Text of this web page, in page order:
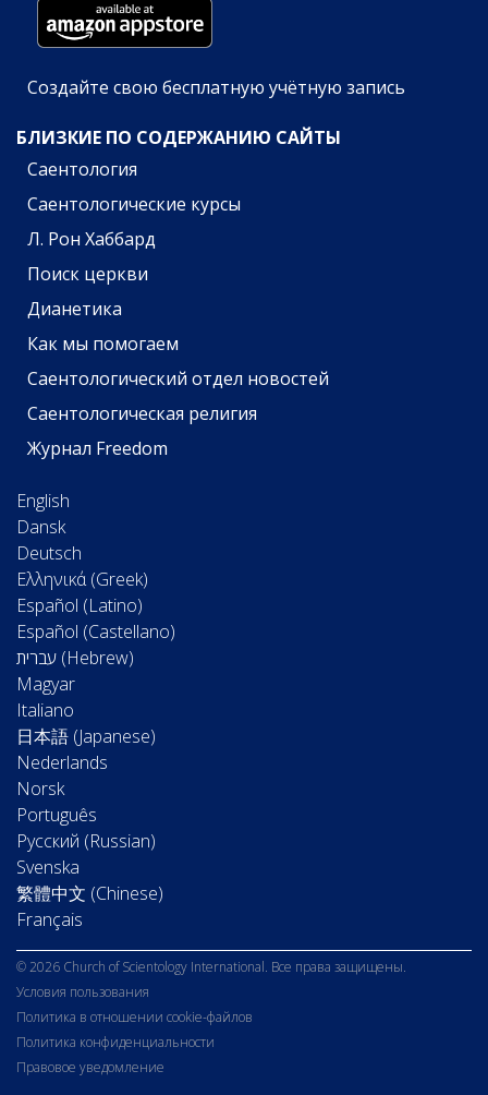
Создайте свою бесплатную учётную запись
БЛИЗКИЕ ПО СОДЕРЖАНИЮ САЙТЫ
Саентология
Саентологические курсы
Л. Рон Хаббард
Поиск церкви
Дианетика
Как мы помогаем
Саентологический отдел новостей
Саентологическая религия
Журнал Freedom
English
Dansk
Deutsch
Ελληνικά (Greek)
Español (Latino)
Español (Castellano)
Magyar
Italiano
日本語 (Japanese)
Nederlands
Norsk
Português
Русский (Russian)
Svenska
繁體中文 (Chinese)
Français
© 2026 Church of Scientology International. Все права защищены.
Условия пользования
Политика в отношении cookie-файлов
Политика конфиденциальности
Правовое уведомление